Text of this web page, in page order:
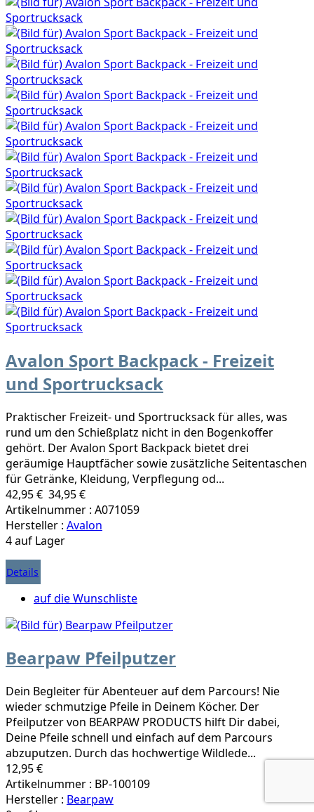
Avalon Sport Backpack - Freizeit
und Sportrucksack
Praktischer Freizeit- und Sportrucksack für alles, was
rund um den Schießplatz nicht in den Bogenkoffer
gehört. Der Avalon Sport Backpack bietet drei
geräumige Hauptfächer sowie zusätzliche Seitentaschen
für Getränke, Kleidung, Verpflegung od...
42,95 € 34,95 €
Artikelnummer : A071059
Hersteller : Avalon
4 auf Lager
Details
auf die Wunschliste
Bearpaw Pfeilputzer
Dein Begleiter für Abenteuer auf dem Parcours! Nie
wieder schmutzige Pfeile in Deinem Köcher. Der
Pfeilputzer von BEARPAW PRODUCTS hilft Dir dabei,
Deine Pfeile schnell und einfach auf dem Parcours
abzuputzen. Durch das hochwertige Wildlede...
12,95 €
Artikelnummer : BP-100109
Hersteller : Bearpaw